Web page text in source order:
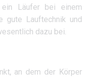
Läufer bei einem
gute Lauftechnik und
dazu bei.
an dem der Körper